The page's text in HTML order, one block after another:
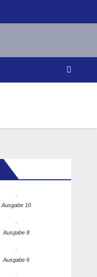
Ausgabe 10
Ausgabe 8
Ausgabe 6